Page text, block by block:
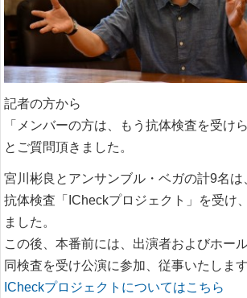
記者の方から
「メンバーの方は、もう抗体検査を受け
とご質問頂きました。
宮川彬良とアンサンブル・ベガの計9名は
抗体検査「ICheckプロジェクト」を受け
ました。
この後、本番前には、出演者およびホー
同検査を受け公演に参加、従事いたします
ICheckプロジェクトについてはこちら